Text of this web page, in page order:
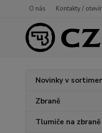
O nás Kontakty /
Novinky v
Zbraně
Tlumiče na zbraně